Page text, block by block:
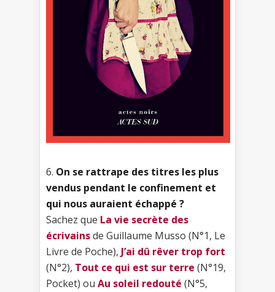
6. On se rattrape des titres les plus
vendus pendant le confinement et
qui nous auraient échappé ?
Sachez que La vie secrète des
écrivainsde Guillaume Musso (N°1, Le
Livre de Poche), J’ai dû rêver trop fort
(N°2), Tout ce qui est sur terre (N°19,
Pocket) ou Au soleil redouté (N°5,